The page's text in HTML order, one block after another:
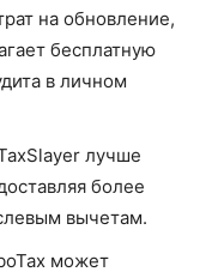
на обновление,
бесплатную
в личном
лучше
более
вычетам.
может